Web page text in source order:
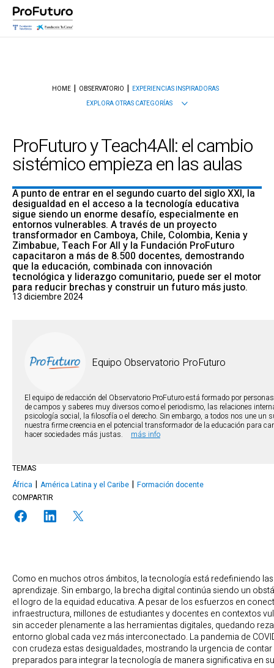
HOME OBSERVATORIO
EXPERIENCIAS INSPIRADORAS
EXPLORA OTRAS CATEGORÍAS
ProFuturo y Teach4All: el cambio
sistémico empieza en las aulas
A punto de entrar en el segundo cuarto del siglo XXI, la
desigualdad en el acceso a la tecnología educativa
sigue siendo un enorme desafío, especialmente en
entornos vulnerables. A través de un proyecto
transformador en Camboya, Chile, Colombia, Kenia y
Zimbabue, Teach For All y la Fundación ProFuturo
capacitaron a más de 8.500 docentes, demostrando
que la educación, combinada con innovación
tecnológica y liderazgo comunitario, puede ser el motor
para reducir brechas y construir un futuro más justo.
13 diciembre 2024
Equipo Observatorio ProFuturo
El equipo de redacción del Observatorio ProFuturo está formado por
de campos y saberes muy diversos como el periodismo, las relaciones
psicología social, la filosofía o el derecho. Sin embargo, a todos nos une un
nuestra firme creencia en el potencial transformador de la educación para
hacer sociedades más justas.
más info
TEMAS
África
América Latina y el Caribe
Formación docente
COMPARTIR
Como en muchos otros ámbitos, la tecnología está redefiniendo
aprendizaje. Sin embargo, la brecha digital continúa siendo un
el logro de la equidad educativa. A pesar de los esfuerzos en
infraestructura, millones de estudiantes y docentes en contextos
sin acceder plenamente a las herramientas digitales, quedando
entorno global cada vez más interconectado. La pandemia de
con crudeza estas desigualdades, mostrando la urgencia de
preparados para integrar la tecnología de manera significativa en